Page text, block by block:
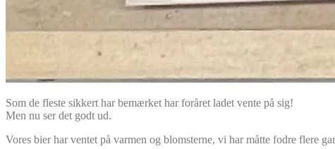
Som de fleste sikkert har bemærket har foråret ladet vente på sig!
Men nu ser det godt ud.
Vores bier har ventet på varmen og blomsterne, vi har måtte fodre flere